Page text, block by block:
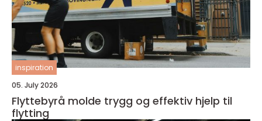
inspiration
05. July 2026
Flyttebyrå molde trygg og effektiv hjelp til
flytting